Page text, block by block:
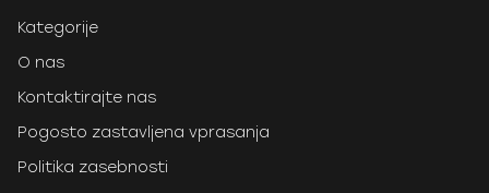
Kategorije
O nas
Kontaktirajte nas
Pogosto zastavljena vprasanja
Politika zasebnosti